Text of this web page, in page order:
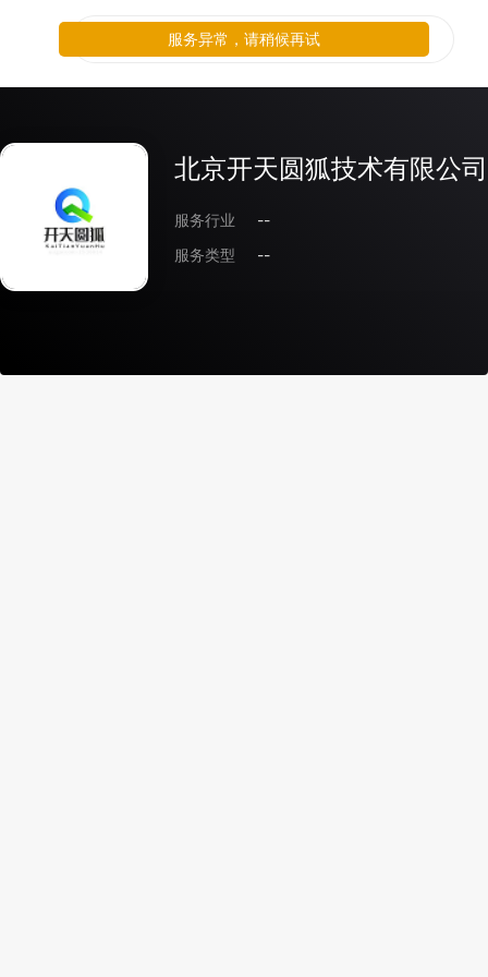
北京开天圆狐技术有限公司
服务行业
--
服务类型
--
服务异常，请稍候再试